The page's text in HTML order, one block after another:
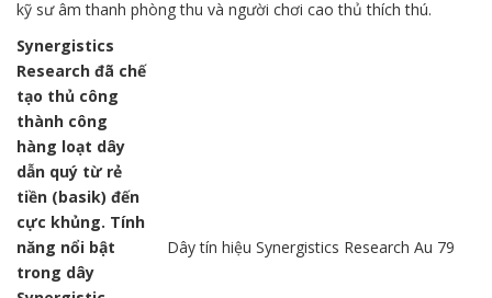
kỹ sư âm thanh phòng thu và người chơi cao thủ thích thú.
Synergistics
Research đã chế
tạo thủ công
thành công
hàng loạt dây
dẫn quý từ rẻ
tiền (basik) đến
cực khủng. Tính
năng nổi bật
trong dây
Dây tín hiệu Synergistics Research Au 79